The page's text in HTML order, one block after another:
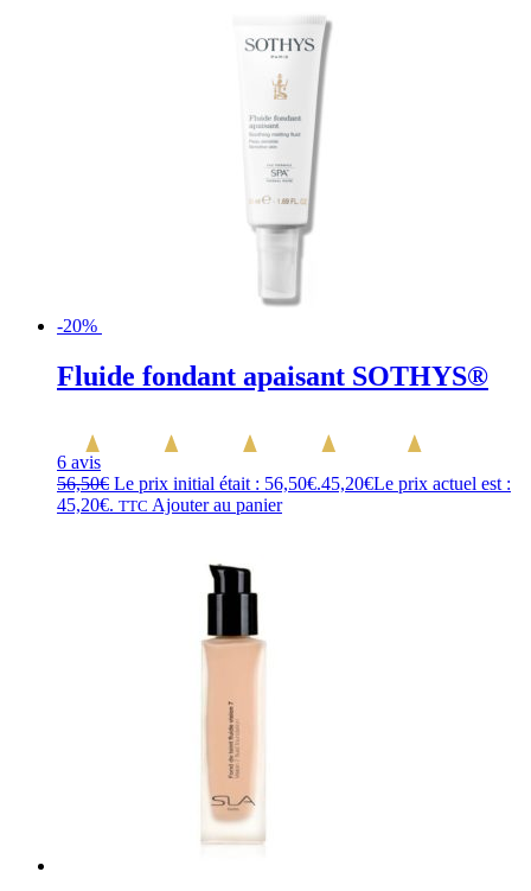
-20%
Fluide fondant apaisant SOTHYS®
6 avis
56,50€ Le prix initial était : 56,50€.45,20€Le prix actuel est :
45,20€. TTC Ajouter au panier